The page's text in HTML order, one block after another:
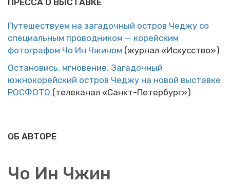
ПРЕССА О ВЫСТАВКЕ
Путешествуем на загадочный остров Чеджу со
специальным проводником — корейским
фотографом Чо Ин Чжином (журнал «Искусство»)
Остановись, мгновение. Загадочный
южнокорейский остров Чеджу на новой выставке
РОСФОТО (телеканал «Санкт-Петербург»)
ОБ АВТОРЕ
Чо Ин Чжин